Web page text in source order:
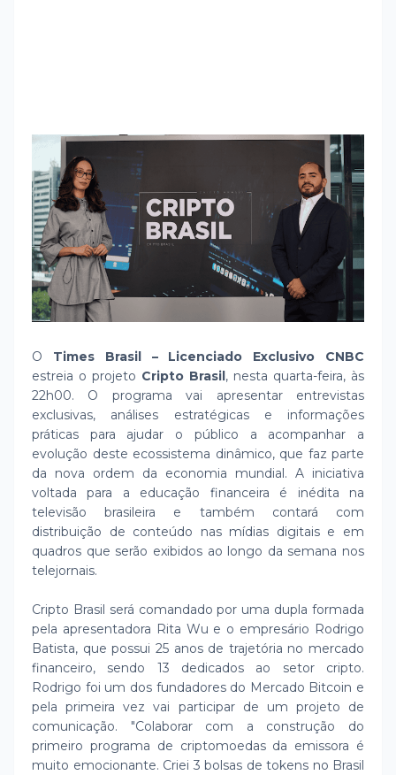
O Times Brasil – Licenciado Exclusivo CNBC
estreia o projeto Cripto Brasil, nesta quarta-feira, às
22h00. O programa vai apresentar entrevistas
exclusivas, análises estratégicas e informações
práticas para ajudar o público a acompanhar a
evolução deste ecossistema dinâmico, que faz parte
da nova ordem da economia mundial. A iniciativa
voltada para a educação financeira é inédita na
televisão brasileira e também contará com
distribuição de conteúdo nas mídias digitais e em
quadros que serão exibidos ao longo da semana nos
telejornais.
Cripto Brasil será comandado por uma dupla formada
pela apresentadora Rita Wu e o empresário Rodrigo
Batista, que possui 25 anos de trajetória no mercado
financeiro, sendo 13 dedicados ao setor cripto.
Rodrigo foi um dos fundadores do Mercado Bitcoin e
pela primeira vez vai participar de um projeto de
comunicação. "Colaborar com a construção do
primeiro programa de criptomoedas da emissora é
muito emocionante. Criei 3 bolsas de tokens no Brasil